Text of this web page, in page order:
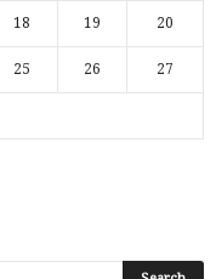
18 19 20
25 26 27